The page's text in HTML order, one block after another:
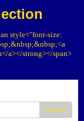
style="font-size:
a></strong></span>
search